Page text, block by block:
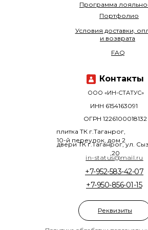
+7-950-856-01-15
+7-952-583-42-07
Программа
Портфолио
ООО «ИН-СТАТУС»
плитка ТК г.Таганрог,
10-й переулок, дом 2
двери ТК г.Таганрог, ул.
,20
ОГРН 1226100018132
ИНН 6154163091
Условия доставки,
и возврата
FAQ
in-status@mail.ru
Контакты
Реквизиты